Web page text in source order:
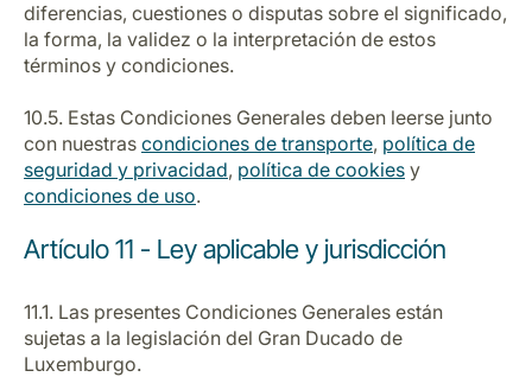
diferencias, cuestiones o disputas sobre el significado,
la forma, la validez o la interpretación de estos
términos y condiciones.
10.5. Estas Condiciones Generales deben leerse junto
con nuestras condiciones de transporte, política de
seguridad y privacidad, política de cookies y
condiciones de uso.
Artículo 11 - Ley aplicable y jurisdicción
11.1. Las presentes Condiciones Generales están
sujetas a la legislación del Gran Ducado de
Luxemburgo.